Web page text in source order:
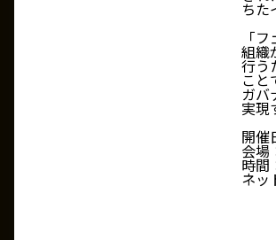
ちた
「
組織
行う
こと
ガバ
実現
開催
会場
時間
ネッ